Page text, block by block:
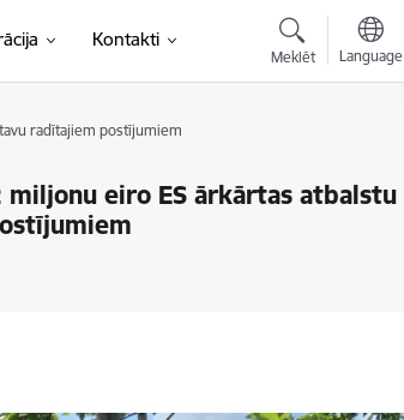
Kontakti
Meklēt Language
radītajiem postījumiem
eiro ES ārkārtas atbalstu